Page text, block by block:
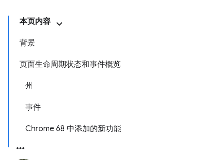
本页内容
背景
页面生命周期状态和事件概览
州
事件
Chrome 68 中添加的新功能